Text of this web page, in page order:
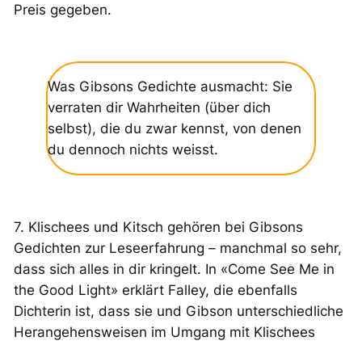
Preis gegeben.
Was Gibsons Gedichte ausmacht: Sie
verraten dir Wahrheiten (über dich
selbst), die du zwar kennst, von denen
du dennoch nichts weisst.
7. Klischees und Kitsch gehören bei Gibsons
Gedichten zur Leseerfahrung – manchmal so sehr,
dass sich alles in dir kringelt. In «Come See Me in
the Good Light» erklärt Falley, die ebenfalls
Dichterin ist, dass sie und Gibson unterschiedliche
Herangehensweisen im Umgang mit Klischees